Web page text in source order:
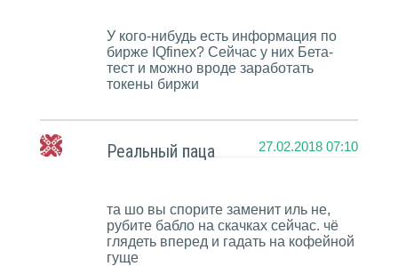
У кого-нибудь есть информация по
бирже IQfinex? Сейчас у них Бета-
тест и можно вроде заработать
токены биржи
Реальный паца 27.02.2018 07:10
та шо вы спорите заменит иль не,
рубите бабло на скачках сейчас. чё
глядеть вперед и гадать на кофейной
гуще